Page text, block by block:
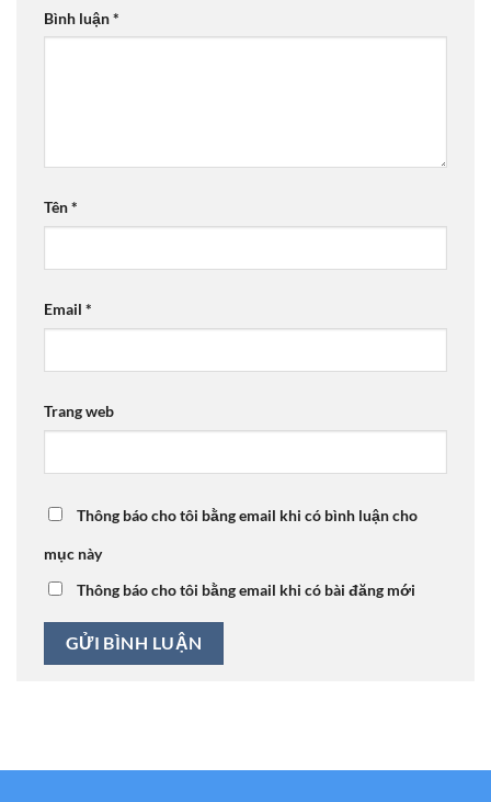
Bình luận*
Tên*
Email *
Trang web
Thông báo cho tôi bằng email khi có bình luận cho
mục này
Thông báo cho tôi bằng email khi có bài đăng mới